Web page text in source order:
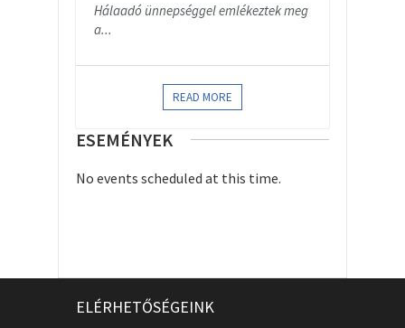
Hálaadó ünnepséggel emlékeztek meg
a...
READ MORE
ESEMÉNYEK
No events scheduled at this time.
ELÉRHETŐSÉGEINK